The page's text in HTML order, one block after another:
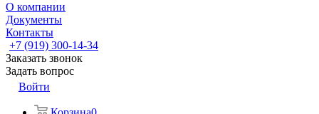
О компании
Документы
Контакты
+7 (919) 300-14-34
Заказать звонок
Задать вопрос
Войти